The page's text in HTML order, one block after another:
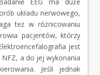
EEG ma duże
układu nerwowego,
też w różnicowaniu
pacjentów, którzy
jest
a do jej wykonania
Jeśli jednak